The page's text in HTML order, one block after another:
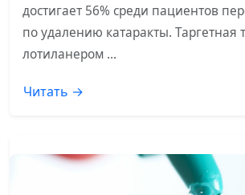
достигает 56% среди пациентов
по удалению катаракты. Таргетная
лотиланером …
Читать →